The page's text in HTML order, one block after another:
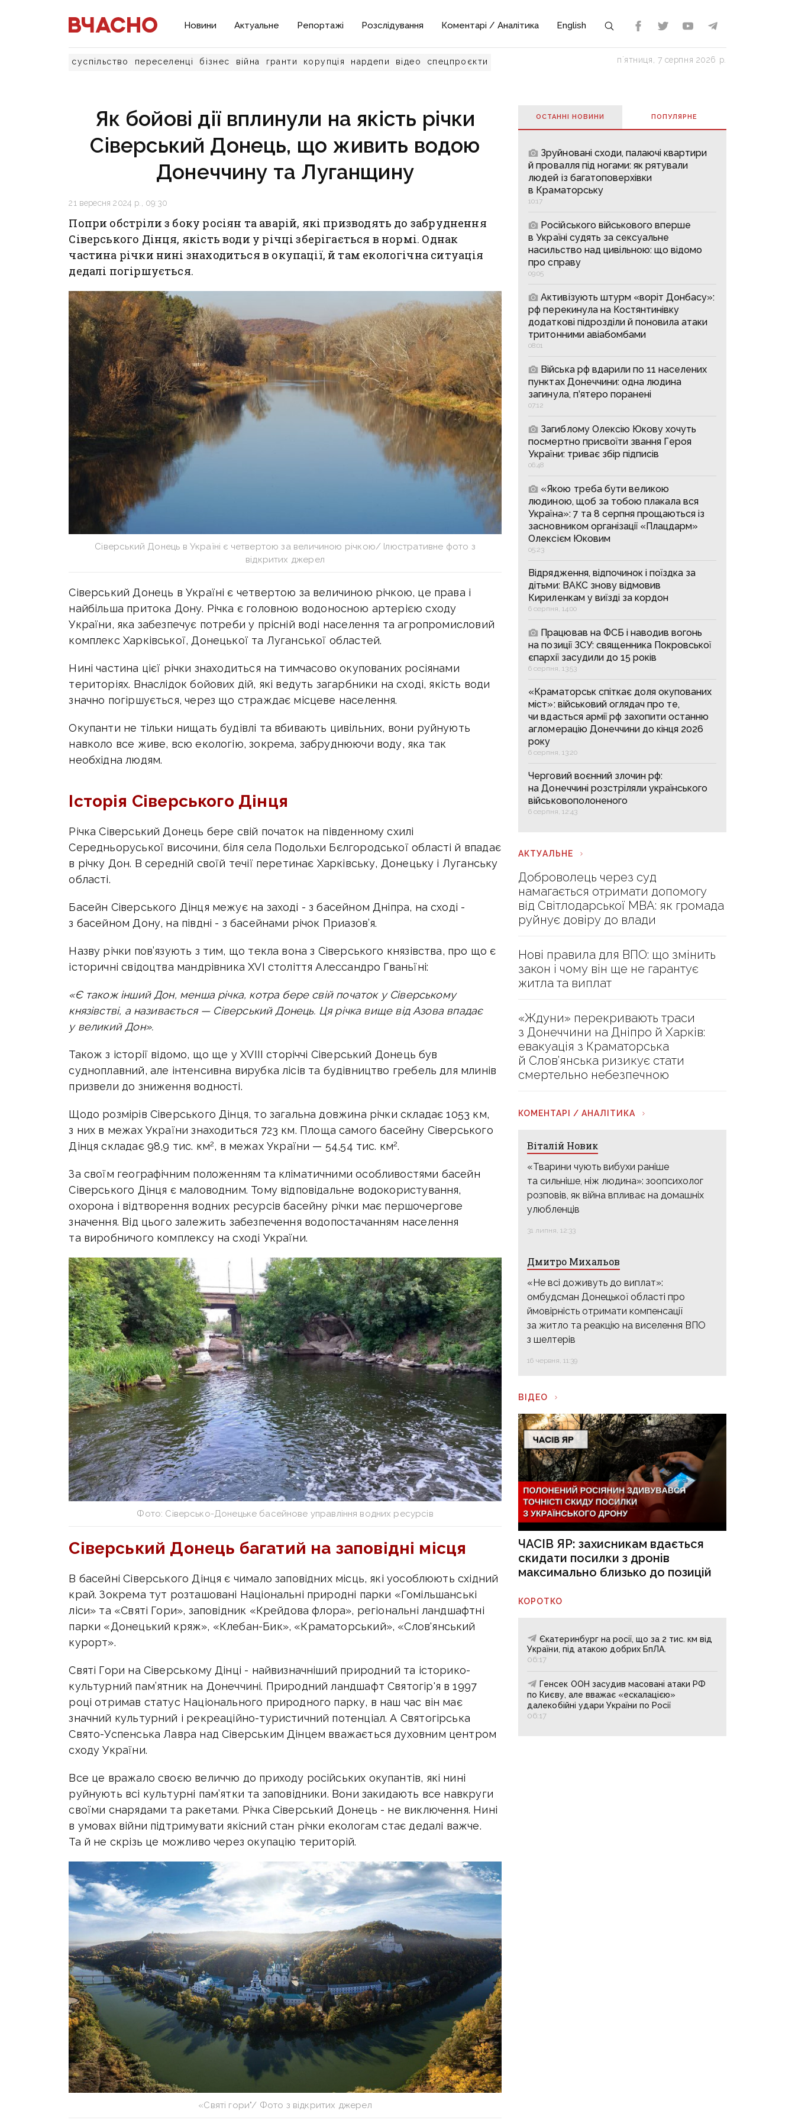
Новини Актуальне Репортажі Розслідування Коментарі / Аналітика English
суспільство переселенці бізнес війна гранти корупція нардепи відео спецпроєкти пʼятниця, 7 серпня 2026 р.
Як бойові дії вплинули на якість річки
Сіверський Донець, що живить водою
Донеччину та Луганщину
21 вересня 2024 р., 09:30
Попри обстріли з боку росіян та аварій, які призводять до забруднення
Сіверського Дінця, якість води у річці зберігається в нормі. Однак
частина річки нині знаходиться в окупації, й там екологічна ситуація
дедалі погіршується.
Сіверський Донець в Україні є четвертою за величиною річкою/ Ілюстративне фото з
відкритих джерел
Сіверський Донець в Україні є четвертою за величиною річкою, це права і
найбільша притока Дону. Річка єголовною водоносною артерією сходу
України, яка забезпечує потреби у прісній воді населення та агропромисловий
комплекс Харківської, Донецької та Луганської областей.
Нині частина цієї річки знаходиться на тимчасово окупованих росіянами
територіях. Внаслідок бойових дій, які ведуть загарбники на сході, якість води
значно погіршується, через що страждає місцеве населення.
Окупанти не тільки нищать будівлі та вбивають цивільних, вони руйнують
навколо все живе, всю екологію, зокрема, забруднюючи воду, яка так
необхідна людям.
Історія Сіверського Дінця
Річка Сіверський Донець бере свій початок на південному схилі
Середньоруської височини, біля села Подольхи Бєлгородської області й впадає
в річку Дон. В середній своїй течії перетинає Харківську, Донецьку і Луганську
області.
Басейн Сіверського Дінця межує на заході - з басейном Дніпра, на сході -
з басейном Дону, на півдні - з басейнами річок Приазов’я.
Назву річки пов’язують з тим, що текла вона з Сіверського князівства, про що є
історичні свідоцтва мандрівника XVI століття Алессандро Гваньїні:
«Є також інший Дон, менша річка, котра бере свій початок у Сіверському
князівстві, а називається — Сіверський Донець. Ця річка вище від Азова впадає
у великий Дон».
Також з історії відомо, що ще у XVIII сторіччі Сіверський Донець був
судноплавний, але інтенсивна вирубка лісів та будівництво гребель для млинів
призвели до зниження водності.
Щодо розмірів Сіверського Дінця, то загальна довжина річки складає1053 км,
з них в межах України знаходиться 723 км. Площа самого басейну Сіверського
Дінця складає 98,9 тис. км2, в межах України — 54,54 тис. км2.
За своїм географічним положенням та кліматичними особливостями басейн
Сіверського Дінця є маловодним. Тому відповідальне водокористування,
охорона і відтворення водних ресурсів басейну річки має першочергове
значення. Від цього залежить забезпечення водопостачанням населення
та виробничого комплексу на сході України.
Фото: Сіверсько-Донецьке басейнове управління водних ресурсів
Сіверський Донець багатий на заповідні місця
В басейні Сіверського Дінця є чимало заповідних місць, які уособлюють східний
край. Зокрема тут розташовані Національні природні парки «Гомільшанські
ліси» та «Святі Гори», заповідник «Крейдова флора», регіональні ландшафтні
парки «Донецький кряж», «Клебан-Бик», «Краматорський», «Слов'янський
курорт».
Святі Гори на Сіверському Дінці - найвизначніший природний та історико-
культурний пам’ятник на Донеччині. Природний ландшафт Святогір'я в 1997
році отримав статус Національного природного парку, в наш час він має
значний культурний і рекреаційно-туристичний потенціал. А Святогірська
Свято-Успенська Лавра над Сіверським Дінцем вважається духовним центром
сходу України.
Все це вражало своєю величчю до приходу російських окупантів, які нині
руйнують всі культурні пам’ятки та заповідники. Вони закидають все навкруги
своїми снарядами та ракетами. Річка Сіверський Донець - не виключення. Нині
в умовах війни підтримувати якісний стан річки екологам стає дедалі важче.
Та й не скрізь це можливо через окупацію територій.
«Святі гори"/ Фото з відкритих джерел
ОСТАННІ НОВИНИ ПОПУЛЯРНE
Зруйновані сходи, палаючі квартири
й провалля під ногами: як рятували
людей із багатоповерхівки
в Краматорську
10:17
Російського військового вперше
в Україні судять за сексуальне
насильство над цивільною: що відомо
про справу
09:05
Активізують штурм «воріт Донбасу»:
рф перекинула на Костянтинівку
додаткові підрозділи й поновила атаки
тритонними авіабомбами
08:01
Війська рф вдарили по 11 населених
пунктах Донеччини: одна людина
загинула, п’ятеро поранені
07:12
Загиблому Олексію Юкову хочуть
посмертно присвоїти звання Героя
України: триває збір підписів
06:48
«Якою треба бути великою
людиною, щоб за тобою плакала вся
Україна»: 7 та 8 серпня прощаються із
засновником організації «Плацдарм»
Олексієм Юковим
05:23
Відрядження, відпочинок і поїздка за
дітьми: ВАКС знову відмовив
Кириленкам у виїзді за кордон
6 серпня, 14:00
Працював на ФСБ і наводив вогонь
на позиції ЗСУ: священника Покровської
єпархії засудили до 15 років
6 серпня, 13:53
«Краматорськ спіткає доля окупованих
міст»: військовий оглядач про те,
чи вдасться армії рф захопити останню
агломерацію Донеччини до кінця 2026
року
6 серпня, 13:20
Черговий воєнний злочин рф:
на Донеччині розстріляли українського
військовополоненого
6 серпня, 12:43
АКТУАЛЬНЕ
Доброволець через суд
намагається отримати допомогу
від Світлодарської МВА: як громада
руйнує довіру до влади
Нові правила для ВПО: що змінить
закон і чому він ще не гарантує
житла та виплат
«Ждуни» перекривають траси
з Донеччини на Дніпро й Харків:
евакуація з Краматорська
й Слов’янська ризикує стати
смертельно небезпечною
КОМЕНТАРІ / АНАЛІТИКА
Віталій Новик
«Тварини чують вибухи раніше
та сильніше, ніж людина»: зоопсихолог
розповів, як війна впливає на домашніх
улюбленців
31 липня, 12:33
Дмитро Михальов
«Не всі доживуть до виплат»:
омбудсман Донецької області про
ймовірність отримати компенсації
за житло та реакцію на виселення ВПО
з шелтерів
16 червня, 11:39
ВІДЕО
ЧАСІВ ЯР: захисникам вдається
скидати посилки з дронів
максимально близько до позицій
КОРОТКО
Єкатеринбург на росії, що за 2 тис. км від
України, під атакою добрих БпЛА.
06:17
Генсек ООН засудив масовані атаки РФ
по Києву, але вважає «ескалацією»
далекобійні удари України по Росії
06:17